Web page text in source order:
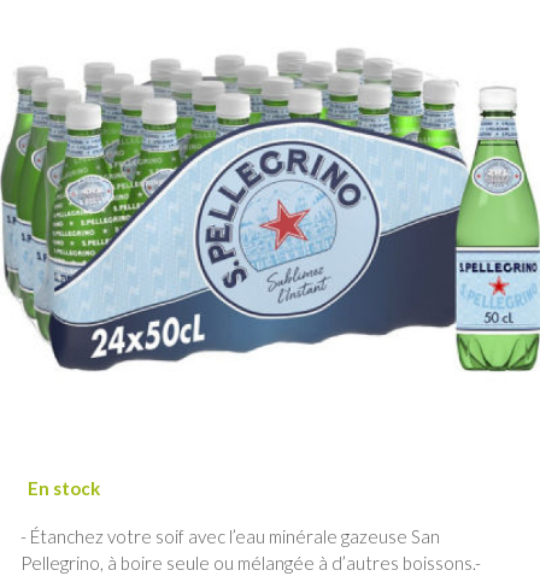
- Étanchez votre soif avec l’eau minérale gazeuse San
Pellegrino, à boire seule ou mélangée à d’autres boissons.-